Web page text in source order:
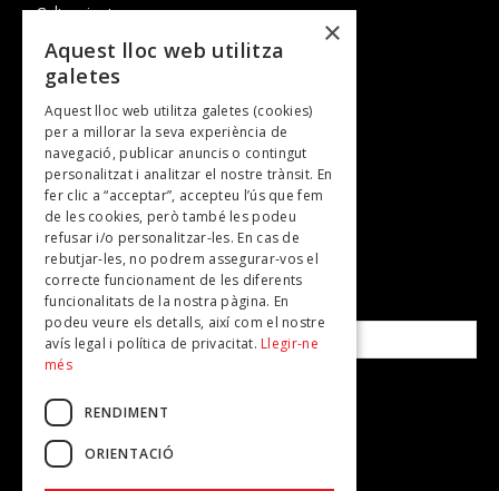
Cultura i art
Entrevistes
Gastronomia
TV
Plans per fer
Revistes
SUBSCRIU-TE A LA NOSTRA NEWSLETTER!
Correu electrònic*
Accepto lapolítica de privacitat
×
Aquest lloc web utilitza
galetes
Aquest lloc web utilitza galetes (cookies)
per a millorar la seva experiència de
navegació, publicar anuncis o contingut
personalitzat i analitzar el nostre trànsit. En
fer clic a “acceptar”, accepteu l’ús que fem
de les cookies, però també les podeu
refusar i/o personalitzar-les. En cas de
rebutjar-les, no podrem assegurar-vos el
correcte funcionament de les diferents
funcionalitats de la nostra pàgina. En
podeu veure els detalls, així com el nostre
avís legal i política de privacitat. Llegir-ne
més
RENDIMENT
ORIENTACIÓ